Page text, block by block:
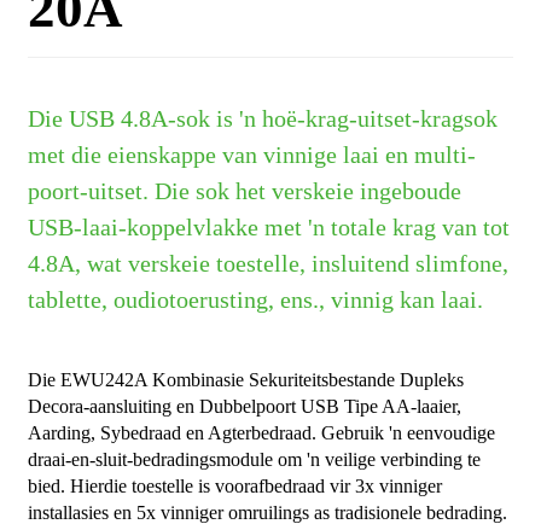
Die USB 4.8A-sok is 'n hoë-krag-uitset-kragsok
met die eienskappe van vinnige laai en multi-
poort-uitset. Die sok het verskeie ingeboude
USB-laai-koppelvlakke met 'n totale krag van tot
4.8A, wat verskeie toestelle, insluitend slimfone,
tablette, oudiotoerusting, ens., vinnig kan laai.
Die EWU242A Kombinasie Sekuriteitsbestande Dupleks
Decora-aansluiting en Dubbelpoort USB Tipe AA-laaier,
Aarding, Sybedraad en Agterbedraad. Gebruik 'n eenvoudige
draai-en-sluit-bedradingsmodule om 'n veilige verbinding te
bied. Hierdie toestelle is voorafbedraad vir 3x vinniger
installasies en 5x vinniger omruilings as tradisionele bedrading.